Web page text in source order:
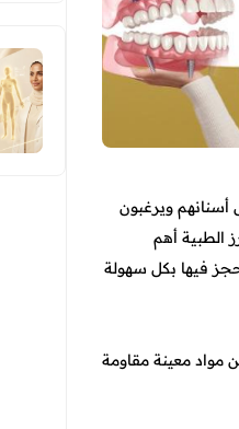
ويرغبون
الطبية أهم
فيها بكل سهولة
مواد معينة مقاومة